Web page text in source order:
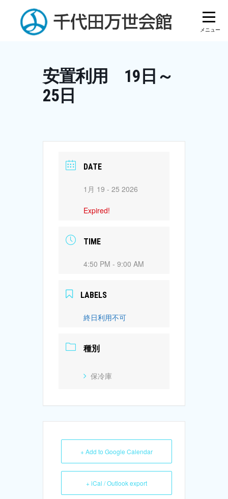
content
安置利用 19日～
25日
DATE
1月 19 - 25 2026
Expired!
TIME
4:50 PM - 9:00 AM
LABELS
終日利用不可
種別
保冷庫
+ Add to Google Calendar
+ iCal / Outlook export